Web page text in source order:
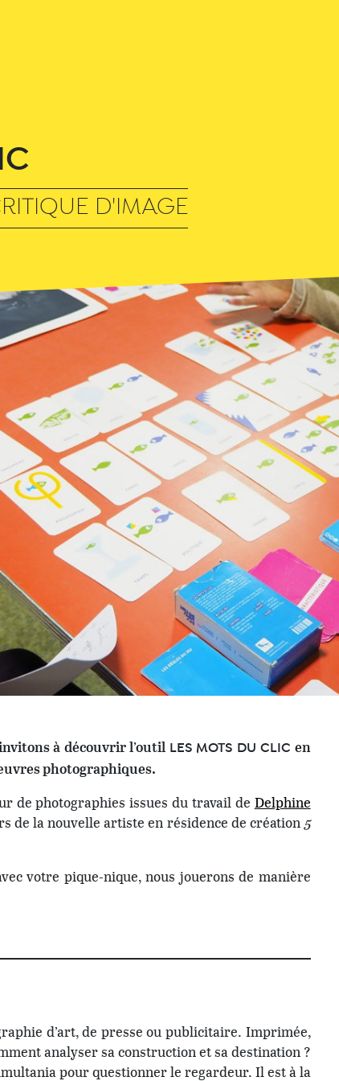
D'IMAGE
à découvrir l’outil LES MOTS DU CLIC en
photographiques.
de photographies issues du travail de Delphine
de la nouvelle artiste en résidence de création 5
votre pique-nique, nous jouerons de manière
d’art, de presse ou publicitaire. Imprimée,
analyser sa construction et sa destination ?
pour questionner le regardeur. Il est à la